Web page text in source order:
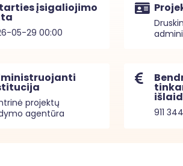
įsigaliojimo
05-29 00:00
projektų
agentūra
911